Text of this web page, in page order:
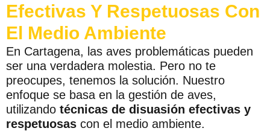
Efectivas Y Respetuosas Con
El Medio Ambiente
En Cartagena, las aves problemáticas pueden
ser una verdadera molestia. Pero no te
preocupes, tenemos la solución. Nuestro
enfoque se basa en la gestión de aves,
utilizando técnicas de disuasión efectivas y
respetuosas con el medio ambiente.